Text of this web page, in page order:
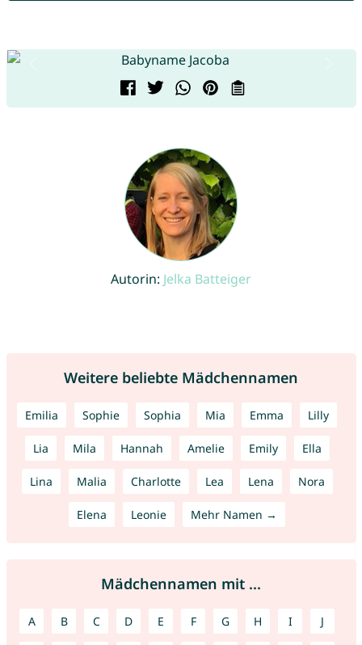
Autorin: Jelka Batteiger
Weitere beliebte Mädchennamen
Emilia Sophie Sophia Mia Emma Lilly
Lia Mila Hannah Amelie Emily Ella
Lina Malia Charlotte Lea Lena Nora
Elena Leonie Mehr Namen →
Mädchennamen mit ...
A B C D E F G H I J